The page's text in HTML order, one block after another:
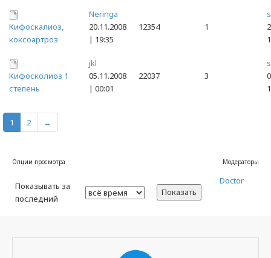
Кифоскалиоз,
коксоартроз
Neringa
20.11.2008
| 19:35
12354 1
Кифосколиоз 1
степень
jkl
05.11.2008
| 00:01
22037 3
1 2 →
Опции просмотра
Показывать за
последний
Показать
Модераторы
Doctor